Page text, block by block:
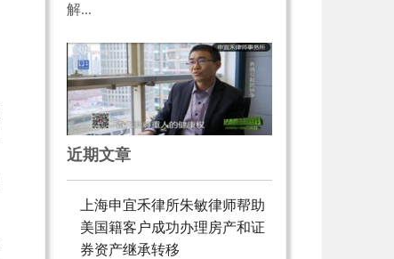
解...
近期文章
上海申宜禾律所朱敏律师帮助
美国籍客户成功办理房产和证
券资产继承转移